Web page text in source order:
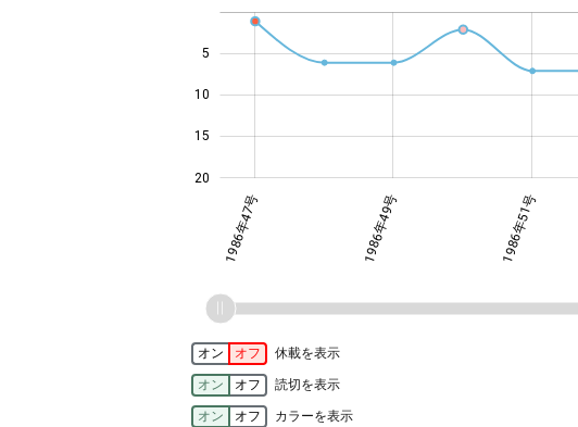
14
10
20
15
5
1986年47号 1986年49号 1986年51号
オン オフ 休載を表示
オン オフ 読切を表示
オン オフ カラーを表示